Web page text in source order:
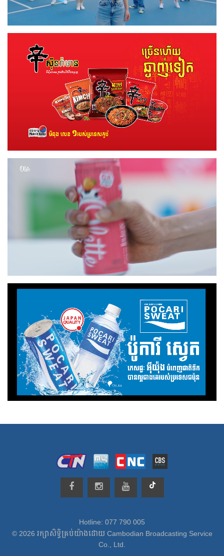
Hotline: 077 790 005
© 2026 រក្សាសិទ្ធិគ្រប់យ៉ាងដោយ Cambodian Broadcasting Service
Co., Ltd.